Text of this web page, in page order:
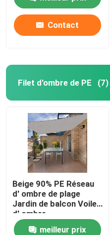
Contact
Filet d'ombre de PE (7)
Beige 90% PE Réseau
d' ombre de plage
Jardin de balcon Voile
d' ombre
meilleur prix